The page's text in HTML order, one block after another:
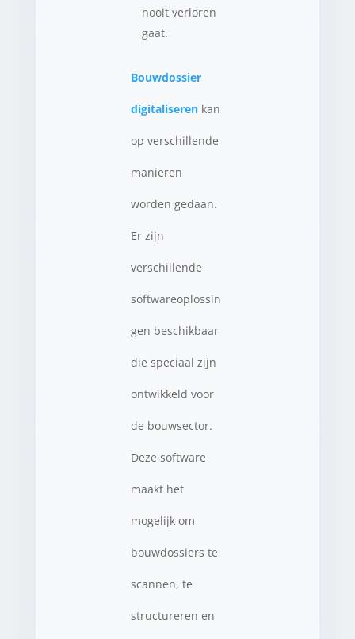
nooit verloren
gaat.
Bouwdossier
digitaliserenkan
op verschillende
manieren
worden gedaan.
Er zijn
verschillende
softwareoplossin
gen beschikbaar
die speciaal zijn
ontwikkeld voor
de bouwsector.
Deze software
maakt het
mogelijk om
bouwdossiers te
scannen, te
structureren en